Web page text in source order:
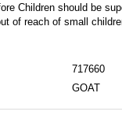
Children should be
of reach of small
717660
GOAT